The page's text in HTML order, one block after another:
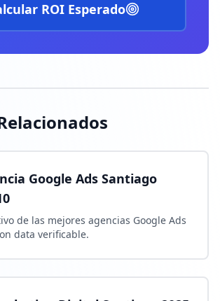
ROI Esperado
Google Ads Santiago
de las mejores agencias Google Ads
data verificable.